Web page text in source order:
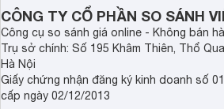
CÔNG TY CỔ PHẦN SO SÁNH
Công cụ so sánh giá online - Không bán
Trụ sở chính: Số 195 Khâm Thiên, Thổ
Hà Nội
Giấy chứng nhận đăng ký kinh doanh số
cấp ngày 02/12/2013